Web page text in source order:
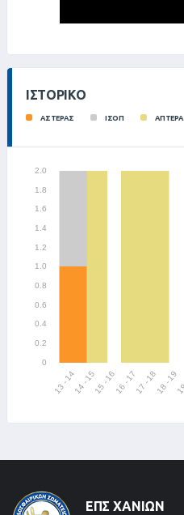
ΙΣΤΟΡΙΚΌ
ΑΣΤΕΡΑΣ ΙΣΟΠ ΑΠΤΕΡΑ
ΕΠΣ ΧΑΝΊΩΝ